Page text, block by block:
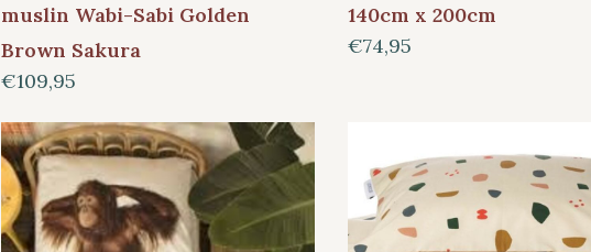
muslin Wabi-Sabi Golden
Brown Sakura
€109,95
140cm x 200cm
€74,95